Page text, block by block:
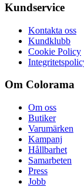
Kundservice
Kontakta oss
Kundklubb
Cookie Policy
Om Colorama
Om oss
Butiker
Varumärken
Kampanj
Hållbarhet
Samarbeten
Press
Jobb